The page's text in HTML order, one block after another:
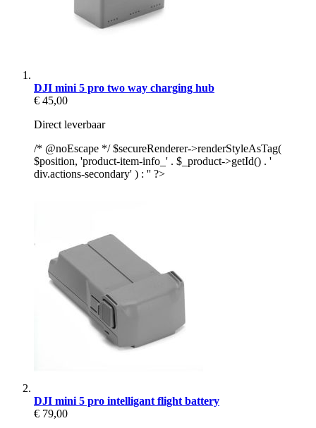
DJI mini 5 pro two way charging hub
€ 45,00
Direct leverbaar
/* @noEscape */ $secureRenderer->renderStyleAsTag(
$position, 'product-item-info_' . $_product->getId() . '
div.actions-secondary' ) : '' ?>
DJI mini 5 pro intelligant flight battery
€ 79,00